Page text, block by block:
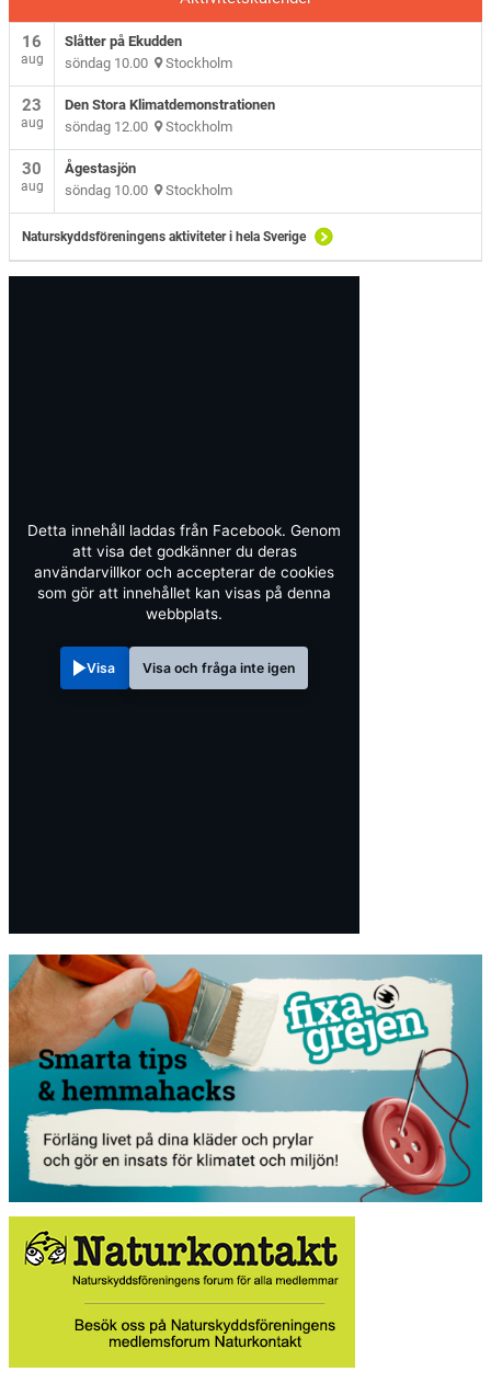
16
aug
Slåtter på Ekudden
söndag 10.00 Stockholm
23
aug
Den Stora Klimatdemonstrationen
söndag 12.00 Stockholm
30
aug
Ågestasjön
söndag 10.00 Stockholm
Naturskyddsföreningens aktiviteter i hela Sverige
Detta innehåll laddas från Facebook. Genom
att visa det godkänner du deras
användarvillkor och accepterar de cookies
som gör att innehållet kan visas på denna
webbplats.
Visa Visa och fråga inte igen